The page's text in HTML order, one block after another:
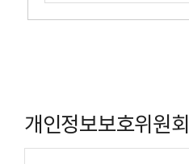
개인정보보호위원